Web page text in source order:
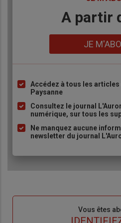
A partir
JE
Liste
puce
Accédez à tous les
Paysanne
Consultez le journal
numérique, sur tous les
Ne manquez aucune
newsletter du journal
Vous êtes